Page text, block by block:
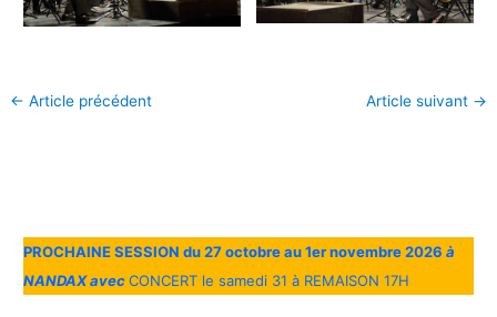
← Article précédent Article suivant →
PROCHAINE SESSION du 27 octobre au 1er novembre 2026à
NANDAX avecCONCERT le samedi 31 à REMAISON 17H